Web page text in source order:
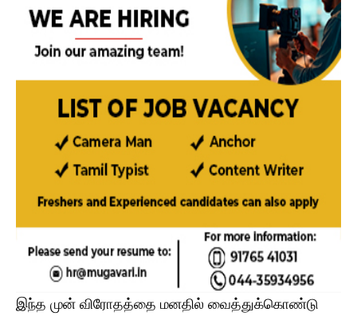
இந்த முன் விரோதத்தை மனதில் வைத்துக்கொண்டு